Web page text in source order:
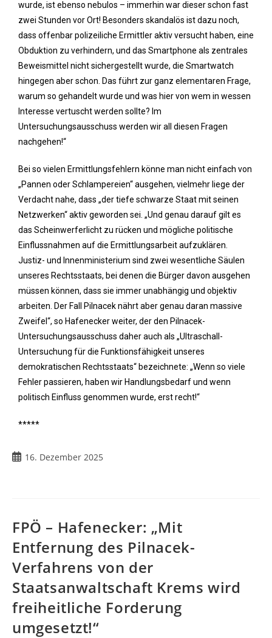
wurde, ist ebenso nebulos – immerhin war dieser schon fast
zwei Stunden vor Ort! Besonders skandalös ist dazu noch,
dass offenbar polizeiliche Ermittler aktiv versucht haben, eine
Obduktion zu verhindern, und das Smartphone als zentrales
Beweismittel nicht sichergestellt wurde, die Smartwatch
hingegen aber schon. Das führt zur ganz elementaren Frage,
warum so gehandelt wurde und was hier von wem in wessen
Interesse vertuscht werden sollte? Im
Untersuchungsausschuss werden wir all diesen Fragen
nachgehen!“
Bei so vielen Ermittlungsfehlern könne man nicht einfach von
„Pannen oder Schlampereien“ ausgehen, vielmehr liege der
Verdacht nahe, dass „der tiefe schwarze Staat mit seinen
Netzwerken“ aktiv geworden sei. „Und genau darauf gilt es
das Scheinwerferlicht zu rücken und mögliche politische
Einflussnahmen auf die Ermittlungsarbeit aufzuklären.
Justiz- und Innenministerium sind zwei wesentliche Säulen
unseres Rechtsstaats, bei denen die Bürger davon ausgehen
müssen können, dass sie immer unabhängig und objektiv
arbeiten. Der Fall Pilnacek nährt aber genau daran massive
Zweifel“, so Hafenecker weiter, der den Pilnacek-
Untersuchungsausschuss daher auch als „Ultraschall-
Untersuchung für die Funktionsfähigkeit unseres
demokratischen Rechtsstaats“ bezeichnete: „Wenn so viele
Fehler passieren, haben wir Handlungsbedarf und wenn
politisch Einfluss genommen wurde, erst recht!“
*****
16. Dezember 2025
FPÖ – Hafenecker: „Mit
Entfernung des Pilnacek-
Verfahrens von der
Staatsanwaltschaft Krems wird
freiheitliche Forderung
umgesetzt!“